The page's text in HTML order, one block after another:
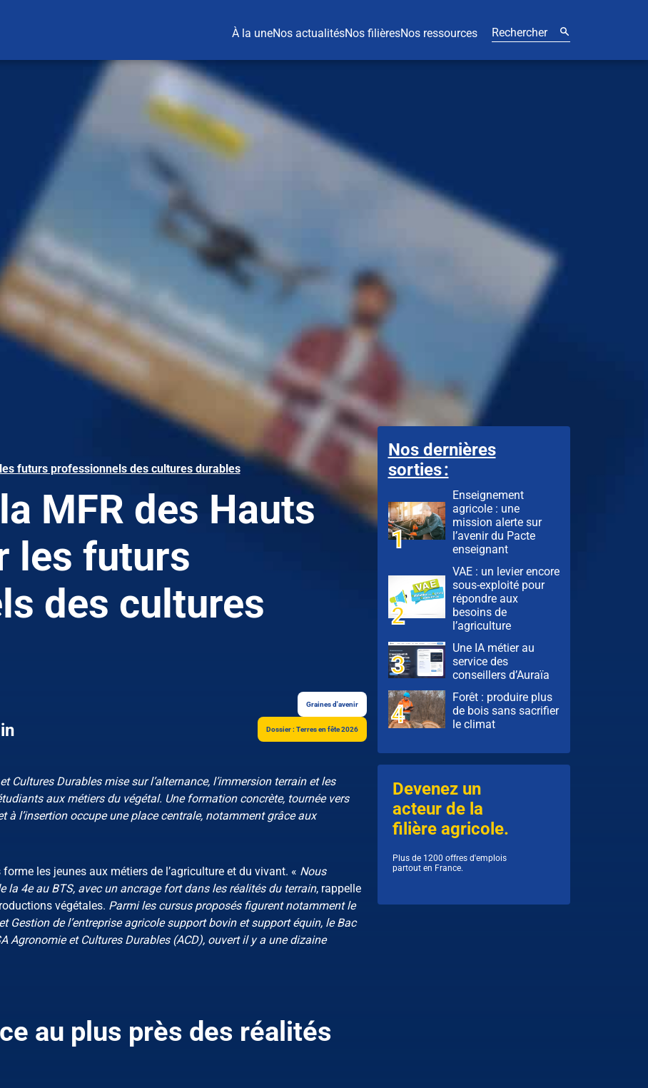
À la uneNos actualitésNos filièresNos ressources
futurs professionnels des cultures durables
MFR des Hauts
les futurs
des cultures
Graines d'avenir
Dossier : Terres en fête 2026
Cultures Durables mise sur l’alternance, l’immersion terrain et les
aux métiers du végétal. Une formation concrète, tournée vers
à l’insertion occupe une place centrale, notamment grâce aux
les jeunes aux métiers de l’agriculture et du vivant. « Nous
4e au BTS, avec un ancrage fort dans les réalités du terrain, rappelle
végétales. Parmi les cursus proposés figurent notamment le
Gestion de l’entreprise agricole support bovin et support équin, le Bac
Agronomie et Cultures Durables (ACD), ouvert il y a une dizaine
au plus près des réalités
Nos dernières
sorties :
Enseignement
agricole : une
mission alerte sur
l’avenir du Pacte
enseignant
VAE : un levier encore
sous-exploité pour
répondre aux
besoins de
l’agriculture
Une IA métier au
service des
conseillers d’Auraïa
Forêt : produire plus
de bois sans sacrifier
le climat
Devenez un
acteur de la
filière agricole.
Plus de 1200 offres d'emplois
partout en France.